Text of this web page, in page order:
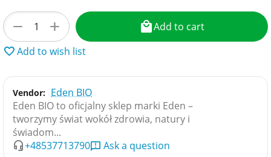
+
−
Add to cart
Add to wish list
Vendor: Eden BIO
Eden BIO to oficjalny sklep marki Eden –
tworzymy świat wokół zdrowia, natury i
świadom...
+48537713790
Ask a question